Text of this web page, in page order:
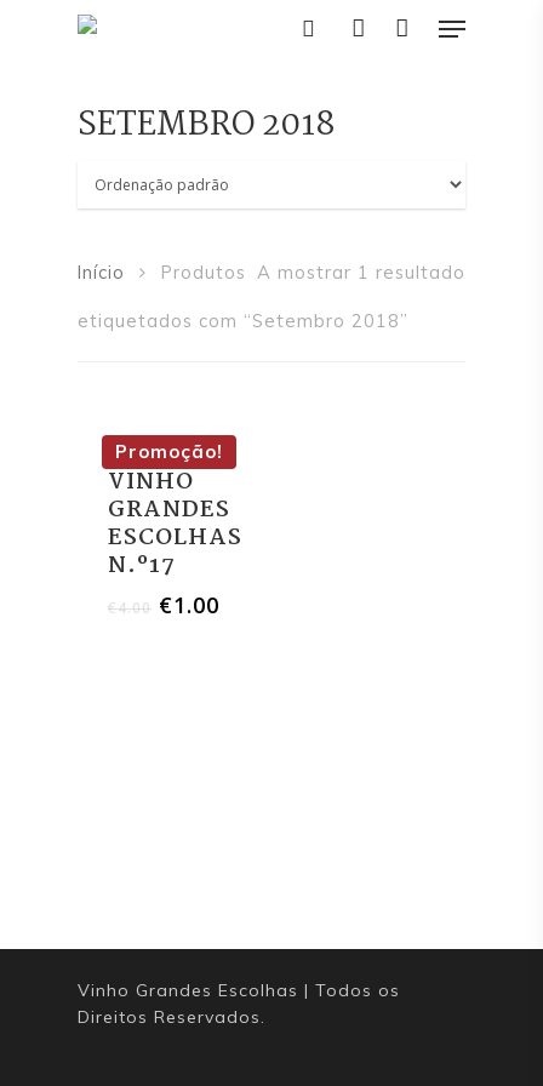
Pressione Enter para pesquisar ou ESC
SETEMBRO 2018
A mostrar 1 resultado
Início Produtos
etiquetados com “Setembro 2018”
Promoção!
REVISTA
VINHO
GRANDES
ESCOLHAS
N.º17
€4.00 €1.00
Vinho Grandes Escolhas | Todos os
Direitos Reservados.